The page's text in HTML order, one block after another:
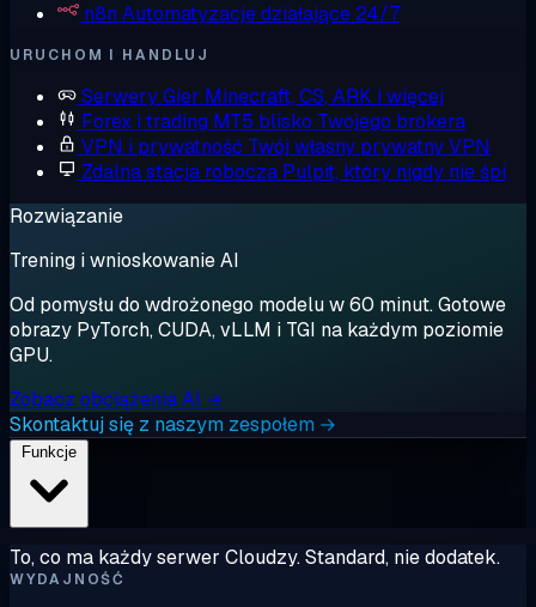
n8n Automatyzacje działające 24/7
URUCHOM I HANDLUJ
Serwery Gier Minecraft, CS, ARK i więcej
Forex i trading MT5 blisko Twojego brokera
VPN i prywatność Twój własny prywatny VPN
Zdalna stacja robocza Pulpit, który nigdy nie śpi
Rozwiązanie
Trening i wnioskowanie AI
Od pomysłu do wdrożonego modelu w 60 minut. Gotowe
obrazy PyTorch, CUDA, vLLM i TGI na każdym poziomie
GPU.
Zobacz obciążenia AI →
Skontaktuj się z naszym zespołem →
To, co ma każdy serwer Cloudzy. Standard, nie dodatek.
WYDAJNOŚĆ